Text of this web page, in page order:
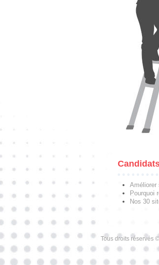
Améliorer
Pourquoi
Nos 30
Tous droits réservés